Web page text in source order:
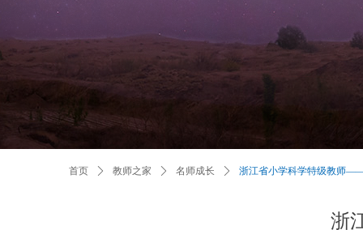
浙
首页 ꄲ 教师之家 ꄲ 名师成长 ꄲ 浙江省小学科学特级教师